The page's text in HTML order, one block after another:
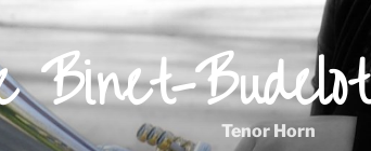
Binet-Budelot
Tenor Horn